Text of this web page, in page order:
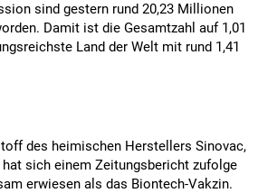
sind gestern rund 20,23 Millionen
Damit ist die Gesamtzahl auf 1,01
Land der Welt mit rund 1,41
des heimischen Herstellers Sinovac,
sich einem Zeitungsbericht zufolge
erwiesen als das Biontech-Vakzin.